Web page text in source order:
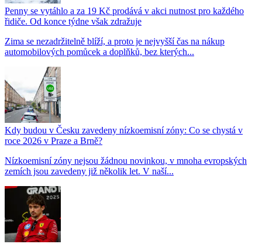
Penny se vytáhlo a za 19 Kč prodává v akci nutnost pro každého
řidiče. Od konce týdne však zdražuje
Zima se nezadržitelně blíží, a proto je nejvyšší čas na nákup
automobilových pomůcek a doplňků, bez kterých...
Kdy budou v Česku zavedeny nízkoemisní zóny: Co se chystá v
roce 2026 v Praze a Brně?
Nízkoemisní zóny nejsou žádnou novinkou, v mnoha evropských
zemích jsou zavedeny již několik let. V naší...